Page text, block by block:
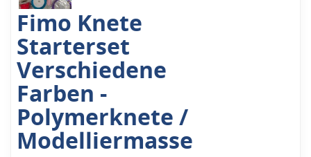
Fimo Knete
Starterset
Verschiedene
Farben -
Polymerknete /
Modelliermasse